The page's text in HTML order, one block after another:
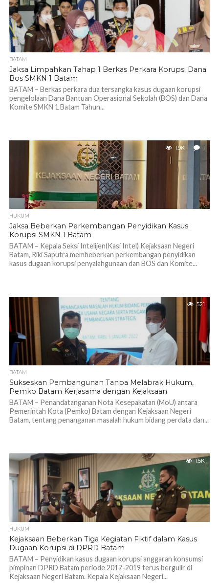
BATAM
Jaksa Limpahkan Tahap 1 Berkas Perkara Korupsi Dana
Bos SMKN 1 Batam
BATAM – Berkas perkara dua tersangka kasus dugaan korupsi
pengelolaan Dana Bantuan Operasional Sekolah (BOS) dan Dana
Komite SMKN 1 Batam Tahun...
1.9K 1
HUKUM
Jaksa Beberkan Perkembangan Penyidikan Kasus
Korupsi SMKN 1 Batam
BATAM – Kepala Seksi Intelijen(Kasi Intel) Kejaksaan Negeri
Batam, Riki Saputra membeberkan perkembangan penyidikan
kasus dugaan korupsi penyalahgunaan dan BOS dan Komite...
521
BATAM
Sukseskan Pembangunan Tanpa Melabrak Hukum,
Pemko Batam Kerjasama dengan Kejaksaan
BATAM – Penandatanganan Nota Kesepakatan (MoU) antara
Pemerintah Kota (Pemko) Batam dengan Kejaksaan Negeri
Batam, tentang penanganan masalah hukum bidang perdata dan...
1.5K
HUKUM
Kejaksaan Beberkan Tiga Kegiatan Fiktif dalam Kasus
Dugaan Korupsi di DPRD Batam
BATAM – Penyidikan kasus dugaan korupsi anggaran konsumsi
pimpinan DPRD Batam periode 2017-2019 terus bergulir di
Kejaksaan Negeri Batam. Kepala Kejaksaan Negeri...